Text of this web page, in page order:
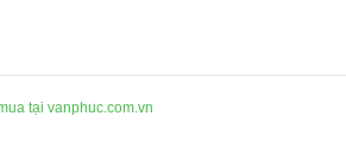
tại vanphuc.com.vn